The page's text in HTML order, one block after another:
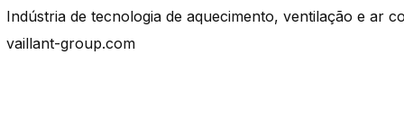
Indústria de tecnologia de aquecimento, ventilação e ar
vaillant-group.com